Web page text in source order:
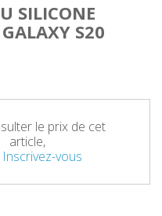
SILICONE
S20
le prix de cet
article,
Inscrivez-vous